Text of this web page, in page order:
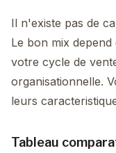
Il n'existe pas de
Le bon mix
votre cycle de
organisationnelle.
leurs
Tableau